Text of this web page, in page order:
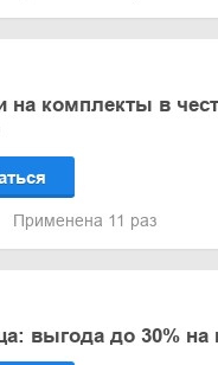
на комплекты в
Применена 11 раз
выгода до 30%